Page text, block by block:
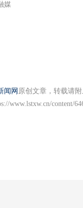
媒
闻网 原创文章，转载请
www.lstxw.cn/content/